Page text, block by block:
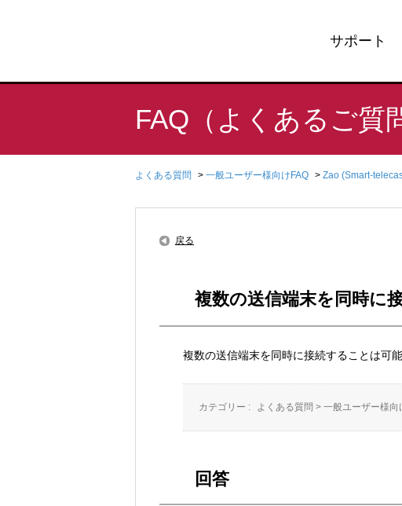
サポート
FAQ（よくあるご質
よくある質問 > 一般ユーザー様向けFAQ > Zao (Smart-
戻る
複数の送信端末を同時に
複数の送信端末を同時に接続することは可
カテゴリー : よくある質問 > 一般ユーザー様向
回答